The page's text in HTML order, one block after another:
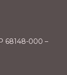
68148-000 –